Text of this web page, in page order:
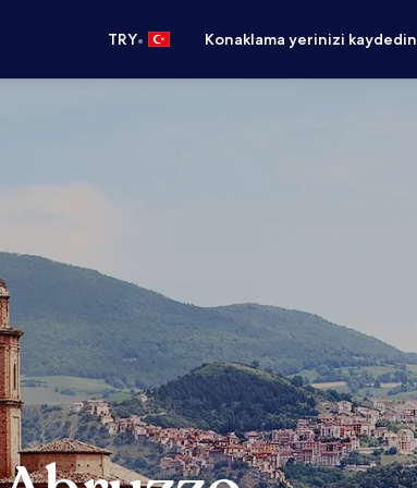
TRY• Konaklama yerinizi kaydedin